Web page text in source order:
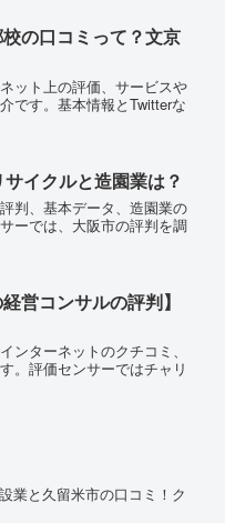
の口コミって？文京
ット上の評価、サービスや
です。基本情報とTwitterな
イクルと造園業は？
判、基本データ、造園業の
ーでは、大阪市の評判を調
営コンサルの評判】
ンターネットのクチコミ、
。評価センサーではチャリ
業と久留米市の口コミ！ク